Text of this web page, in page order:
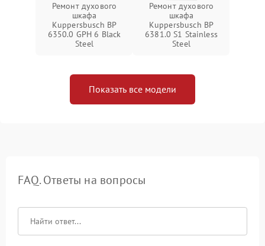
Ремонт духового
шкафа
Kuppersbusch BP
6350.0 GPH 6 Black
Steel
Ремонт духового
шкафа
Kuppersbusch BP
6381.0 S1 Stainless
Steel
Показать все модели
FAQ. Ответы на вопросы